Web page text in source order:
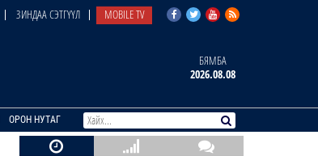
ЗИНДАА СЭТГҮҮЛ MOBILE TV
БЯМБА
2026.08.08
ОРОН НУТАГ